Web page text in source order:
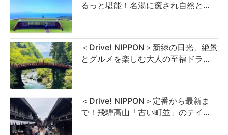
るっと堪能！名湯に癒され自然と…
＜Drive! NIPPON＞新緑の日光、絶景
とグルメを楽しむ大人の至福ドラ…
＜Drive! NIPPON＞定番から最新ま
で！飛騨高山「古い町並」のテイ…